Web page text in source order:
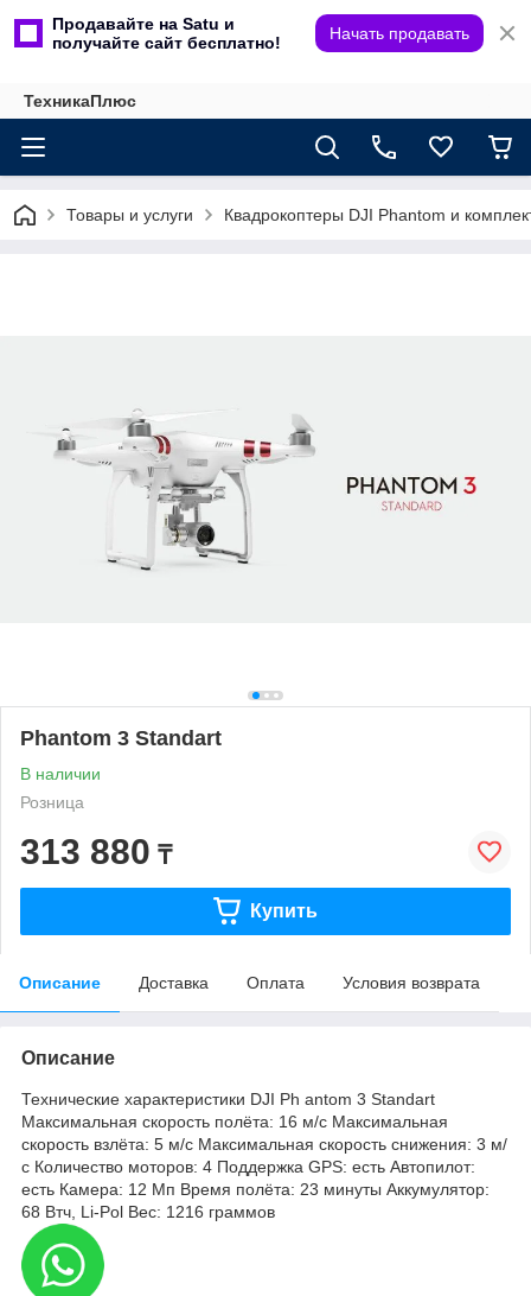
Продавайте на Satu и
получайте сайт бесплатно!
Начать продавать
ТехникаПлюс
Товары и услуги Квадрокоптеры DJI Phantom и
Phantom 3 Standart
В наличии
Розница
313 880 ₸
Купить
Описание Доставка Оплата Условия возврата
Описание
Технические характеристики DJI Ph antom 3 Standart
Максимальная скорость полёта: 16 м/с Максимальная
скорость взлёта: 5 м/с Максимальная скорость снижения: 3 м/
с Количество моторов: 4 Поддержка GPS: есть Автопилот:
есть Камера: 12 Мп Время полёта: 23 минуты Аккумулятор:
68 Втч, Li-Pol Вес: 1216 граммов